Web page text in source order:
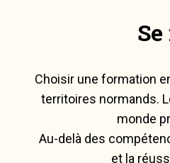
Services
Choisir une formation
territoires normands.
monde
Au-delà des
et la